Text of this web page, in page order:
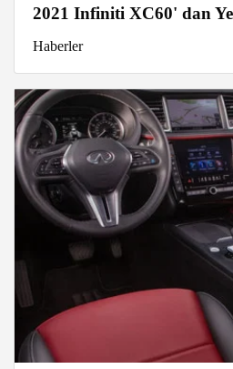
2021 Infiniti XC60' dan
Haberler